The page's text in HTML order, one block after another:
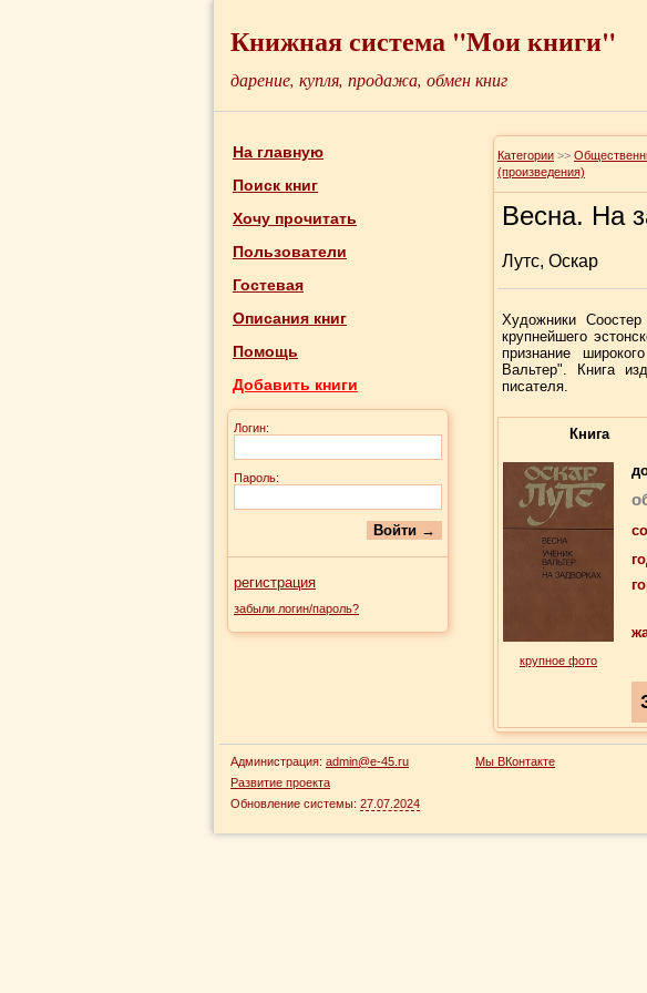
Книжная система "Мои книги"
дарение, купля, продажа, обмен книг
На главную
Поиск книг
Хочу прочитать
Пользователи
Гостевая
Описания книг
Помощь
Добавить книги
Логин:
Пароль:
регистрация
забыли логин/пароль?
Категории >>
(произведения)
Весна. На
Лутс, Оскар
Художники
крупнейшего
признание
Вальтер". Книга
писателя.
Книга
крупное фото
Администрация: admin@e-45.ru
Развитие проекта
Обновление системы: 27.07.2024
Мы ВКонтакте